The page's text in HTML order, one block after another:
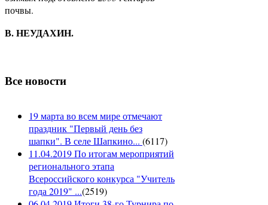
почвы.
В. НЕУДАХИН.
Все новости
19 марта во всем мире отмечают
праздник "Первый день без
шапки". В селе Шапкино... (6117)
11.04.2019 По итогам мероприятий
регионального этапа
Всероссийского конкурса "Учитель
года 2019" ...(2519)